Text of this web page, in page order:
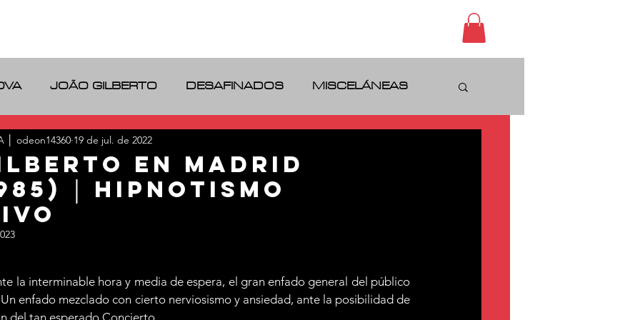
JOÃO GILBERTO DESAFINADOS MISCELÁNEAS
RIO DE JANEIRO VINILOS
en Madrid
│ Hipnotismo
│ odeon14360 19 de jul. de 2022
5 estrelas.
la interminable hora y media de espera, el gran enfado general del público
enfado mezclado con cierto nerviosismo y ansiedad, ante la posibilidad de
del tan esperado Concierto.